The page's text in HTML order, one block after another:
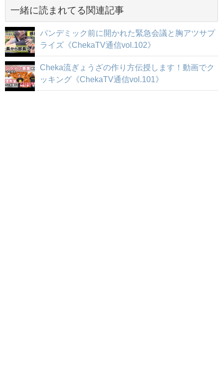
一緒に読まれてる関連記事
パンデミック前に開かれた緊急会議と胸アツサプ
ライズ《ChekaTV通信vol.102》
Cheka流ぎょうざの作り方伝授します！動画でク
ッキング《ChekaTV通信vol.101》